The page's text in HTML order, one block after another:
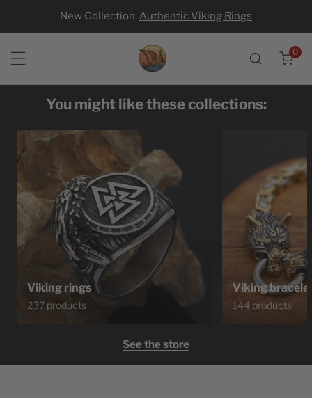
New Collection: Authentic Viking Rings
0
You might like these collections:
Viking rings
237 products
Viking
144 products
See the store